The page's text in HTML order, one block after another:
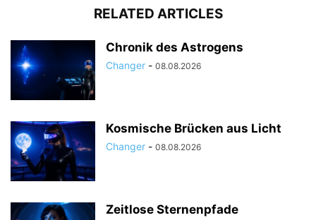
RELATED ARTICLES
Chronik des Astrogens
Changer - 08.08.2026
Kosmische Brücken aus Licht
Changer - 08.08.2026
Zeitlose Sternenpfade